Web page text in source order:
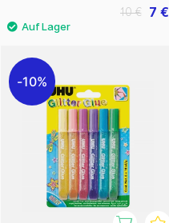
7 €
10 €
10%